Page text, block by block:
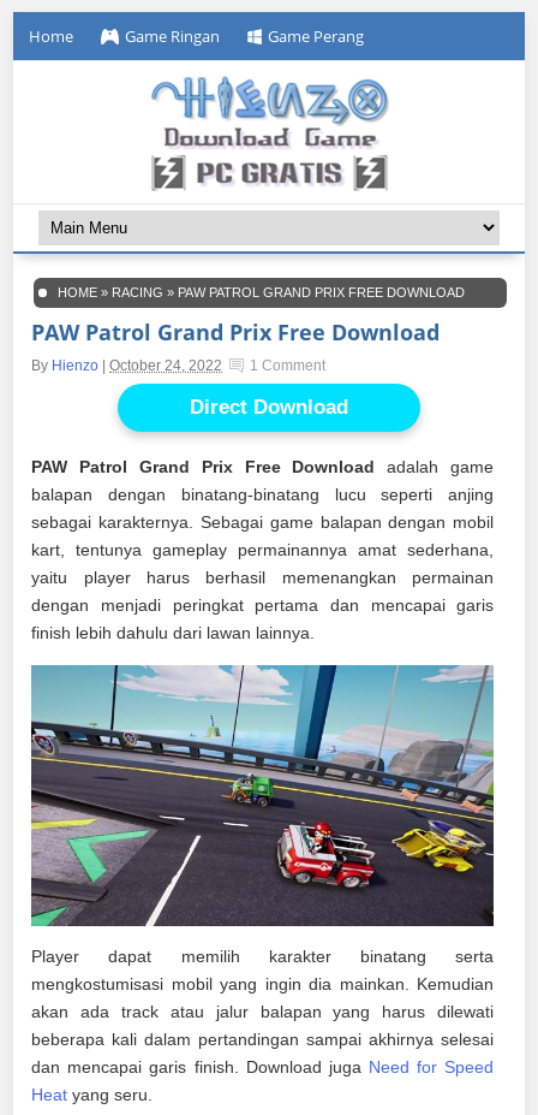
Home Game Ringan Game Perang
HOME » RACING » PAW PATROL GRAND PRIX FREE DOWNLOAD
PAW Patrol Grand Prix Free Download
By Hienzo |October 24, 2022 1 Comment
Direct Download
PAW Patrol Grand Prix Free Download adalah game
balapan dengan binatang-binatang lucu seperti anjing
sebagai karakternya. Sebagai game balapan dengan mobil
kart, tentunya gameplay permainannya amat sederhana,
yaitu player harus berhasil memenangkan permainan
dengan menjadi peringkat pertama dan mencapai garis
finish lebih dahulu dari lawan lainnya.
Player dapat memilih karakter binatang serta
mengkostumisasi mobil yang ingin dia mainkan. Kemudian
akan ada track atau jalur balapan yang harus dilewati
beberapa kali dalam pertandingan sampai akhirnya selesai
dan mencapai garis finish. Download juga Need for Speed
Heat yang seru.